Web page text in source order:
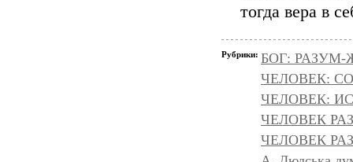
тогда вера в
Рубрики: БОГ:
ЧЕЛОВЕК:
ЧЕЛОВЕК:
ЧЕЛОВЕК
ЧЕЛОВЕК